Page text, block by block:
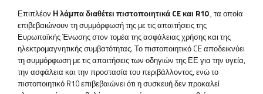
Επιπλέον Η λάμπα διαθέτει πιστοποιητικά CE και R10, τα οποία
επιβεβαιώνουν τη συμμόρφωσή της με τις απαιτήσεις της
Ευρωπαϊκής Ένωσης στον τομέα της ασφάλειας χρήσης και της
ηλεκτρομαγνητικής συμβατότητας. Το πιστοποιητικό CE αποδεικνύει
τη συμμόρφωση με τις απαιτήσεις των οδηγιών της ΕΕ για την υγεία,
την ασφάλεια και την προστασία του περιβάλλοντος, ενώ το
πιστοποιητικό R10 επιβεβαιώνει ότι η συσκευή δεν προκαλεί